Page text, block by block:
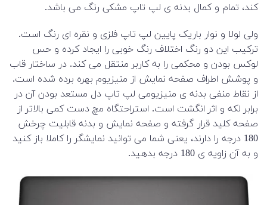
کند، تمام و کمال بدنه ی لپ تاپ مشکی رنگ می باشد.
ولی لولا و نوار باریک پایین لپ تاپ فلزی و نقره ای رنگ است.
ترکیب این دو رنگ اختلاف رنگ خوبی را ایجاد کرده و حس
لوکس بودن و محکمی را به کاربر منتقل می کند. در ساختار قاب
و پوشش اطراف صفحه نمایش از منیزیوم بهره برده شده است.
از نقاط منفی بدنه ی منیزیومی لپ تاپ دل مستعد بودن آن در
برابر لکه و اثر انگشت است. استراحتگاه مچ دست کمی بالاتر از
صفحه کلید قرار گرفته و صفحه نمایش و بدنه قابلیت چرخش
180 درجه را دارند، یعنی شما می توانید نمایشگر را کاملا باز کنید
و به آن زاویه ی 180 درجه بدهید.